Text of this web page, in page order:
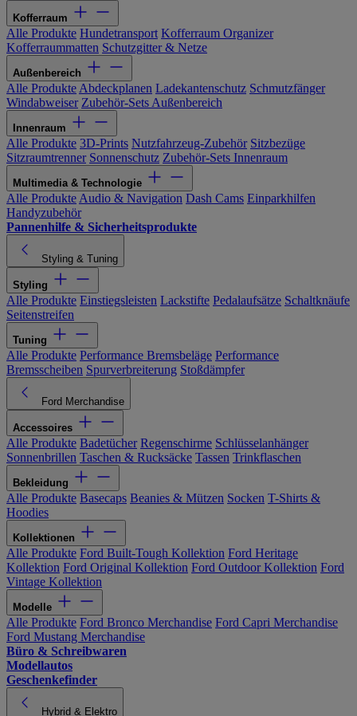
Kofferraum
Alle Produkte Hundetransport Kofferraum Organizer
Kofferraummatten Schutzgitter & Netze
Außenbereich
Alle Produkte Abdeckplanen Ladekantenschutz Schmutzfänger
Windabweiser Zubehör-Sets Außenbereich
Innenraum
Alle Produkte 3D-Prints Nutzfahrzeug-Zubehör Sitzbezüge
Sitzraumtrenner Sonnenschutz Zubehör-Sets Innenraum
Multimedia & Technologie
Alle Produkte Audio & Navigation Dash Cams Einparkhilfen
Handyzubehör
Pannenhilfe & Sicherheitsprodukte
Styling & Tuning
Styling
Alle Produkte Einstiegsleisten Lackstifte Pedalaufsätze Schaltknäufe
Seitenstreifen
Tuning
Alle Produkte Performance Bremsbeläge Performance
Bremsscheiben Spurverbreiterung Stoßdämpfer
Ford Merchandise
Accessoires
Alle Produkte Badetücher Regenschirme Schlüsselanhänger
Sonnenbrillen Taschen & Rucksäcke Tassen Trinkflaschen
Bekleidung
Alle Produkte Basecaps Beanies & Mützen Socken T-Shirts &
Hoodies
Kollektionen
Alle Produkte Ford Built-Tough Kollektion Ford Heritage
Kollektion Ford Original Kollektion Ford Outdoor Kollektion Ford
Vintage Kollektion
Modelle
Alle Produkte Ford Bronco Merchandise Ford Capri Merchandise
Ford Mustang Merchandise
Büro & Schreibwaren
Modellautos
Geschenkefinder
Hybrid & Elektro